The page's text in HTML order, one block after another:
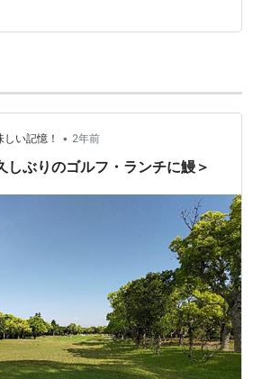
て行ったのだが・・・。 なかなかい
真名カントリークラ
から2桁はやばいと思った 2（9,3:…
い記憶！ • 2年前
ぶりのゴルフ・ランチに鰻＞